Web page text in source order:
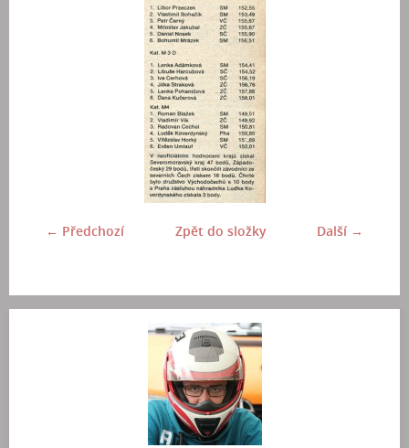
← Předchozí Další →
Zpět do složky